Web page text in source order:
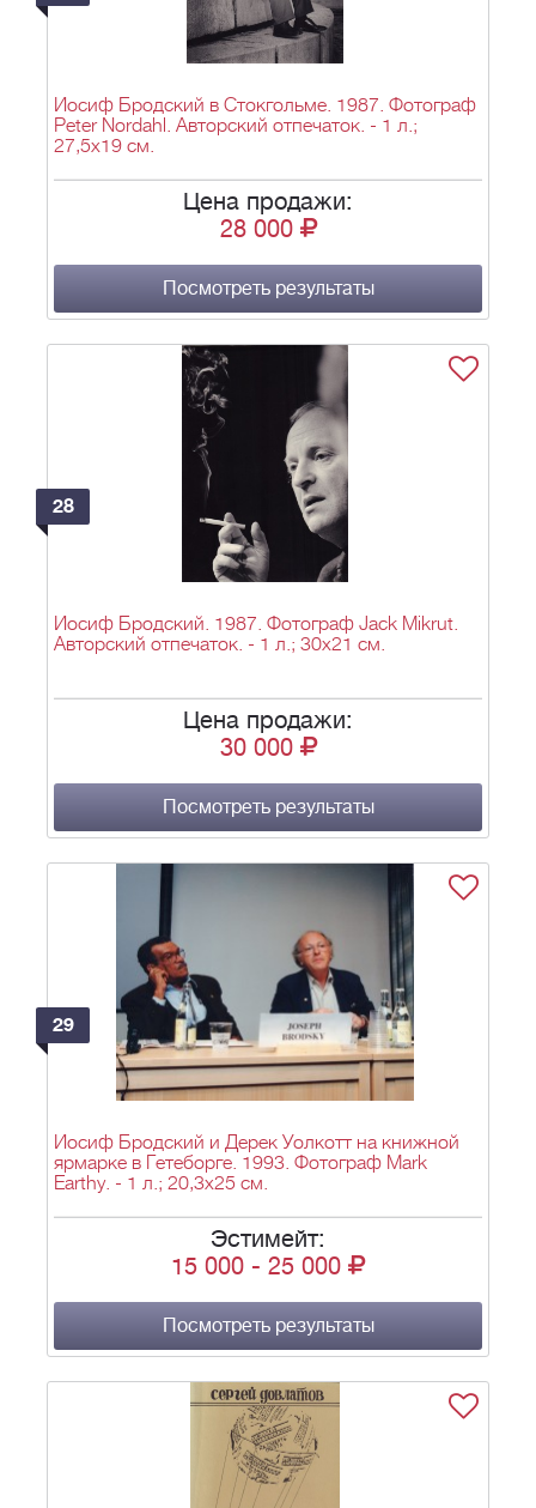
Иосиф Бродский в Стокгольме. 1987. Фотограф
Peter Nordahl. Авторский отпечаток. - 1 л.;
27,5х19 см.
Цена продажи:
28 000
Посмотреть результаты
28
Иосиф Бродский. 1987. Фотограф Jack Mikrut.
Авторский отпечаток. - 1 л.; 30х21 см.
Цена продажи:
30 000
Посмотреть результаты
29
Иосиф Бродский и Дерек Уолкотт на книжной
ярмарке в Гетеборге. 1993. Фотограф Mark
Earthy. - 1 л.; 20,3х25 см.
Эстимейт:
15 000 - 25 000
Посмотреть результаты